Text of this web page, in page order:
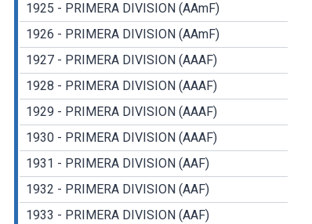
1925 - PRIMERA DIVISION (AAmF)
1926 - PRIMERA DIVISION (AAmF)
1927 - PRIMERA DIVISION (AAAF)
1928 - PRIMERA DIVISION (AAAF)
1929 - PRIMERA DIVISION (AAAF)
1930 - PRIMERA DIVISION (AAAF)
1931 - PRIMERA DIVISION (AAF)
1932 - PRIMERA DIVISION (AAF)
1933 - PRIMERA DIVISION (AAF)